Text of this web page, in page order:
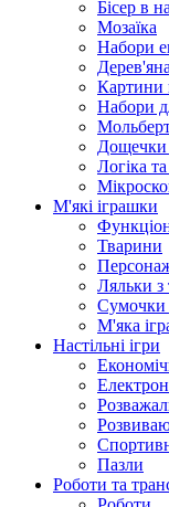
Бісер в
Мозаїка
Набори
Картини
Набори
Дощечки
Логіка
М'які іграшки
Тварини
Ляльки з
Сумочки
М'яка
Настільні ігри
Пазли
Роботи та